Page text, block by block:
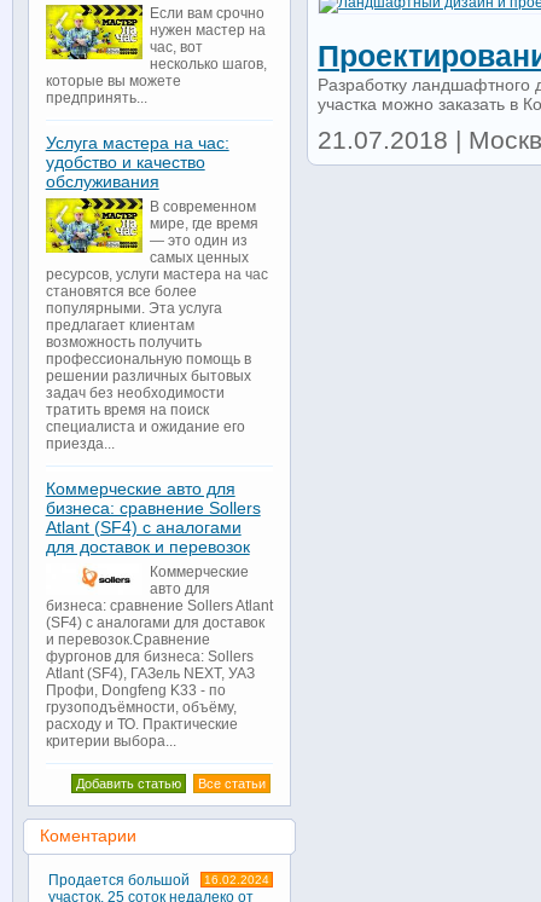
Разработку ландшафтного
участка можно заказать в
21.07.2018 |
Если вам срочно
нужен мастер на
час, вот
несколько шагов,
которые вы можете
предпринять...
Услуга мастера на час:
удобство и качество
обслуживания
В современном
мире, где время
— это один из
самых ценных
ресурсов, услуги мастера на час
становятся все более
популярными. Эта услуга
предлагает клиентам
возможность получить
профессиональную помощь в
решении различных бытовых
задач без необходимости
тратить время на поиск
специалиста и ожидание его
приезда...
Коммерческие авто для
бизнеса: сравнение Sollers
Atlant (SF4) с аналогами
для доставок и перевозок
Коммерческие
авто для
бизнеса: сравнение Sollers Atlant
(SF4) с аналогами для доставок
и перевозок.Сравнение
фургонов для бизнеса: Sollers
Atlant (SF4), ГАЗель NEXT, УАЗ
Профи, Dongfeng K33 - по
грузоподъёмности, объёму,
расходу и ТО. Практические
критерии выбора...
Все статьи
Добавить статью
Коментарии
16.02.2024
Продается большой
участок, 25 соток недалеко от